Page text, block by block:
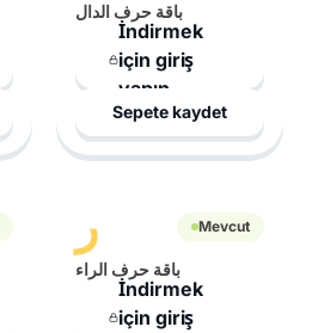
باقة حرف الدال
İndirmek
için giriş
yapın
Sepete kaydet
ر Mevcut
باقة حرف الراء
İndirmek
için giriş